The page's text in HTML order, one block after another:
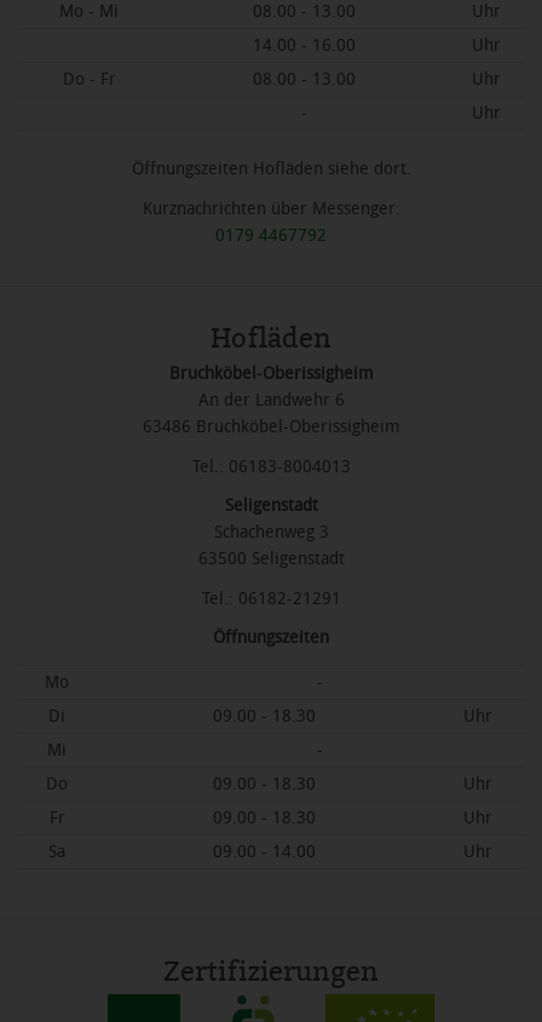
Mo - Mi 08.00 - 13.00
Uhr
14.00 - 16.00
Uhr
Do - Fr
08.00 - 13.00
Uhr
-
Uhr
Öffnungszeiten Hofläden siehe dort.
Kurznachrichten über Messenger:
0179 4467792
Hofläden
Bruchköbel-Oberissigheim
An der Landwehr 6
63486 Bruchköbel-Oberissigheim
Tel.: 06183-8004013
Seligenstadt
Schachenweg 3
63500 Seligenstadt
Tel.: 06182-21291
Öffnungszeiten
Mo
-
Di
09.00 - 18.30
Uhr
Mi
-
Do
09.00 - 18.30
Uhr
Fr
09.00 - 18.30
Uhr
Sa
09.00 - 14.00 Uhr
Zertifizierungen